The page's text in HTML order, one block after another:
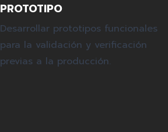
PROTOTIPO
Desarrollar prototipos funcionales
para la validación y verificación
previas a la producción.